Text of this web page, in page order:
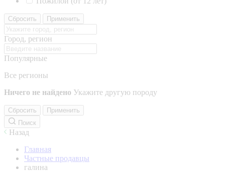
Сбросить Применить
Город, регион
Популярные
Все регионы
Ничего не найдено Укажите другую породу
Сбросить
Применить
Поиск
Назад
Главная
Частные продавцы
галина